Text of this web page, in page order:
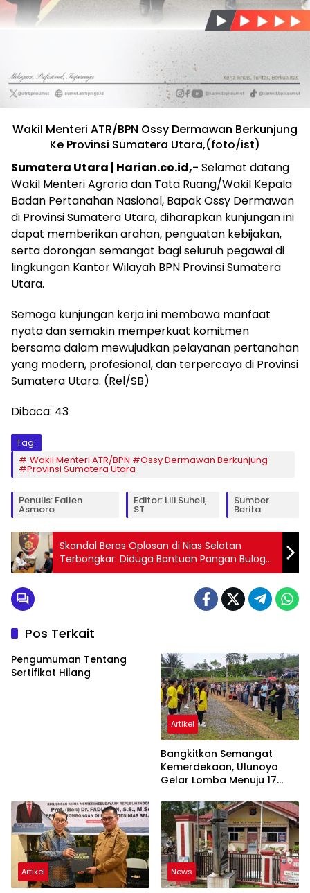
Wakil Menteri ATR/BPN Ossy Dermawan Berkunjung
Ke Provinsi Sumatera Utara,(foto/ist)
Sumatera Utara | Harian.co.id,- Selamat datang
Wakil Menteri Agraria dan Tata Ruang/Wakil Kepala
Badan Pertanahan Nasional, Bapak Ossy Dermawan
di Provinsi Sumatera Utara, diharapkan kunjungan ini
dapat memberikan arahan, penguatan kebijakan,
serta dorongan semangat bagi seluruh pegawai di
lingkungan Kantor Wilayah BPN Provinsi Sumatera
Utara.
Semoga kunjungan kerja ini membawa manfaat
nyata dan semakin memperkuat komitmen
bersama dalam mewujudkan pelayanan pertanahan
yang modern, profesional, dan terpercaya di Provinsi
Sumatera Utara. (Rel/SB)
Dibaca: 43
Tag:
Wakil Menteri ATR/BPN #Ossy Dermawan Berkunjung
#Provinsi Sumatera Utara
Penulis: Fallen
Asmoro
Editor: Lili Suheli,
ST
Sumber
Berita
Skandal Beras Oplosan di Nias Selatan
Terbongkar: Diduga Bantuan Pangan Bulog
Diselewengkan, Polisi Amankan Puluhan
Pos Terkait
Pengumuman Tentang
Sertifikat Hilang
Artikel
Bangkitkan Semangat
Kemerdekaan, Ulunoyo
Gelar Lomba Menuju 17
Artikel News